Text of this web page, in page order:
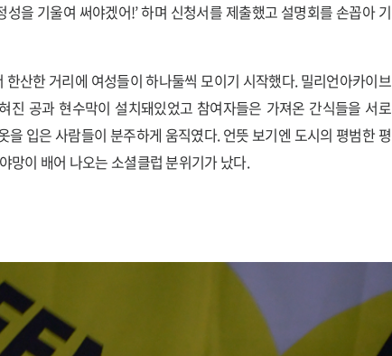
성을 기울여 써야겠어!’ 하며 신청서를 제출했고 설명회를 손꼽아 기
산한 거리에 여성들이 하나둘씩 모이기 시작했다. 밀리언아카이브
진 공과 현수막이 설치돼있었고 참여자들은 가져온 간식들을 서로
을 입은 사람들이 분주하게 움직였다. 언뜻 보기엔 도시의 평범한 평
망이 배어 나오는 소셜클럽 분위기가 났다.